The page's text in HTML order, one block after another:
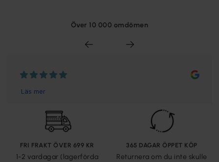
Över 10 000 omdömen
FRI FRAKT ÖVER 699 KR
1-2 vardagar (lagerförda
365 DAGAR ÖPPET KÖP
Returnera om du inte skulle